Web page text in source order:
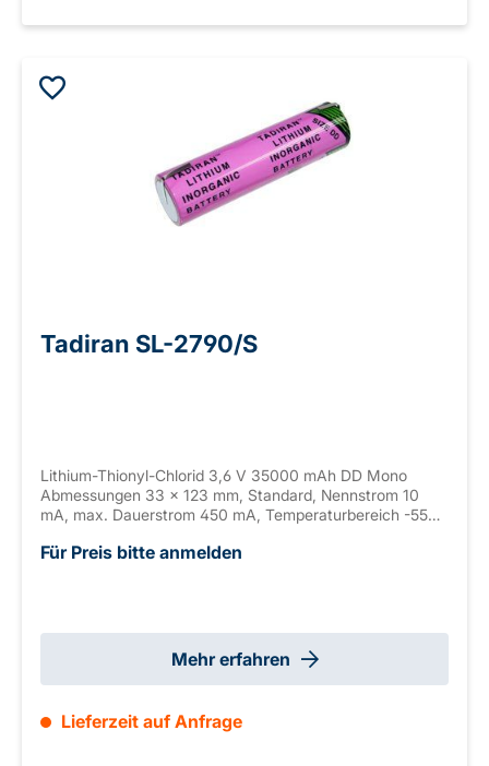
Tadiran SL-2790/S
Lithium-Thionyl-Chlorid 3,6 V 35000 mAh DD Mono
Abmessungen 33 x 123 mm, Standard, Nennstrom 10
mA, max. Dauerstrom 450 mA, Temperaturbereich -55
Für Preis bitte anmelden
Mehr erfahren
Lieferzeit auf Anfrage